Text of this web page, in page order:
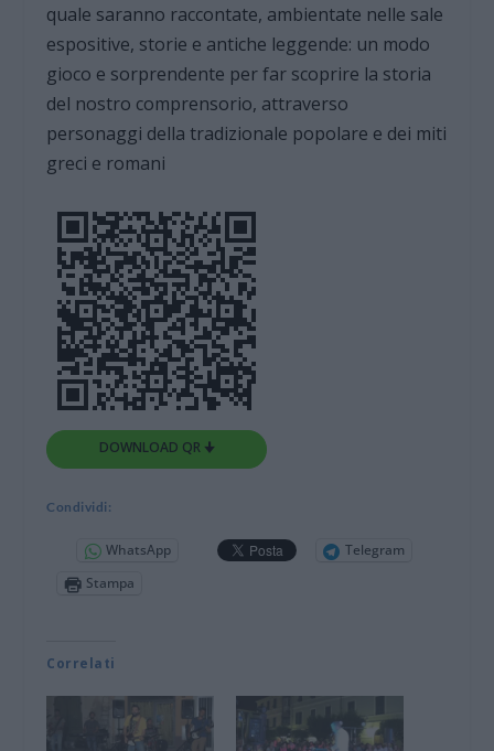
quale saranno raccontate, ambientate nelle sale
espositive, storie e antiche leggende: un modo
gioco e sorprendente per far scoprire la storia
del nostro comprensorio, attraverso
personaggi della tradizionale popolare e dei miti
greci e romani
DOWNLOAD QR 🠋
Condividi:
WhatsApp
Telegram
Stampa
Correlati